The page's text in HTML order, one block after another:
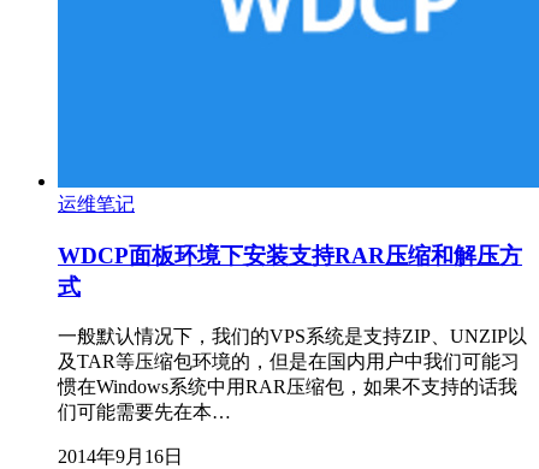
运维笔记
WDCP面板环境下安装支持RAR压缩和解压方
式
一般默认情况下，我们的VPS系统是支持ZIP、UNZIP以
及TAR等压缩包环境的，但是在国内用户中我们可能习
惯在Windows系统中用RAR压缩包，如果不支持的话我
们可能需要先在本…
2014年9月16日